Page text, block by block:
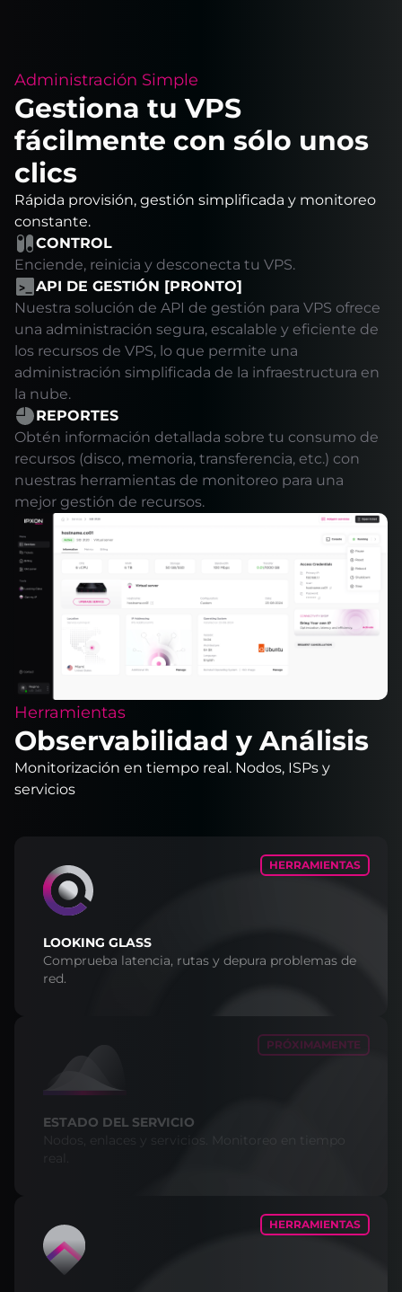
Administración Simple
Gestiona tu VPS
fácilmente con sólo unos
clics
Rápida provisión, gestión simplificada y monitoreo
constante.
CONTROL
Enciende, reinicia y desconecta tu VPS.
API DE GESTIÓN [PRONTO]
Nuestra solución de API de gestión para VPS ofrece
una administración segura, escalable y eficiente de
los recursos de VPS, lo que permite una
administración simplificada de la infraestructura en
la nube.
REPORTES
Obtén información detallada sobre tu consumo de
recursos (disco, memoria, transferencia, etc.) con
nuestras herramientas de monitoreo para una
mejor gestión de recursos.
Herramientas
Observabilidad y Análisis
Monitorización en tiempo real. Nodos, ISPs y
servicios
HERRAMIENTAS
LOOKING GLASS
Comprueba latencia, rutas y depura problemas de
red.
PRÓXIMAMENTE
ESTADO DEL SERVICIO
Nodos, enlaces y servicios. Monitoreo en tiempo
HERRAMIENTAS